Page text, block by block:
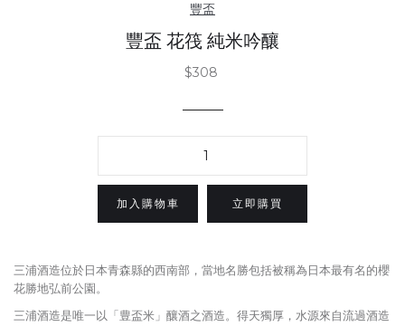
豐盃
豐盃 花筏 純米吟釀
$308
立即購買
三浦酒造位於日本青森縣的西南部，當地名勝包括被稱為日本最有名的櫻
花勝地弘前公園。
三浦酒造是唯一以「豊盃米」釀酒之酒造。得天獨厚，水源來自流過酒造